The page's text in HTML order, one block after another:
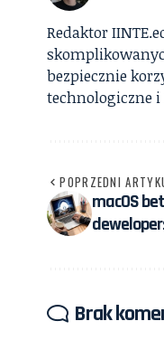
Redaktor
bezpiecznie
technologiczne i
POPRZEDNI
macOS
Brak